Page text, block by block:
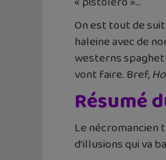
On est tout de
haleine avec de
westerns
vont faire. Bref,
Résumé
Le nécromancien
d’illusions qui va